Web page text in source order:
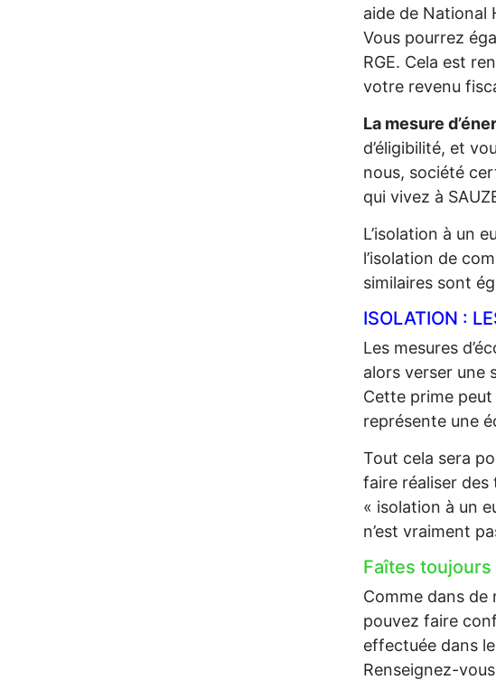
aide de National
Vous pourrez
RGE. Cela est
votre revenu
La mesure
d’éligibilité, et
nous, société
qui vivez à
L’isolation à un
l’isolation de
similaires sont
ISOLATION :
Les mesures
alors verser une
Cette prime peut
représente une
Tout cela sera
faire réaliser des
« isolation à un
n’est vraiment
Faîtes
Comme dans de
pouvez faire
effectuée dans
Renseignez-